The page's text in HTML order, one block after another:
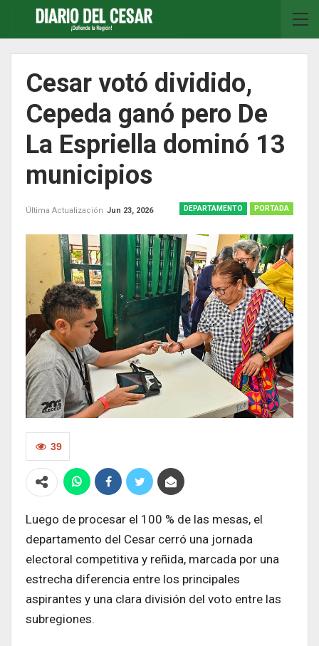
Cesar votó dividido,
Cepeda ganó pero De
La Espriella dominó 13
municipios
DEPARTAMENTO PORTADA
Última Actualización Jun 23, 2026
39
Luego de procesar el 100 % de las mesas, el
departamento del Cesar cerró una jornada
electoral competitiva y reñida, marcada por una
estrecha diferencia entre los principales
aspirantes y una clara división del voto entre las
subregiones.